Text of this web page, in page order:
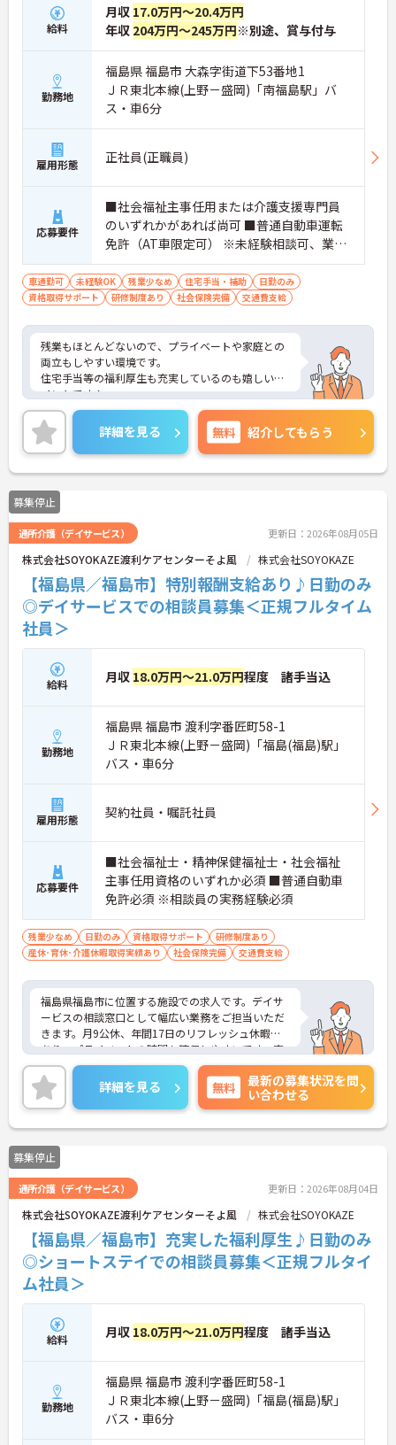
給料
月収 17.0万円～20.4万円
年収 204万円～245万円※別途、賞与付与
勤務地
福島県 福島市 大森字街道下53番地1
ＪＲ東北本線(上野－盛岡)「南福島駅」バ
ス・車6分
雇用形態 正社員(正職員)
応募要件
■社会福祉主事任用または介護支援専門員
のいずれかがあれば尚可 ■普通自動車運転
免許（AT車限定可） ※未経験相談可、業務
経験があれば尚可
車通勤可 未経験OK 残業少なめ 住宅手当・補助
日勤のみ
資格取得サポート
研修制度あり 社会保険完備 交通費支給
残業もほとんどないので、プライベートや家庭との
両立もしやすい環境です。
住宅手当等の福利厚生も充実しているのも嬉しいポ
イントです！
ご興味ある方には、面接対策ポイントなど、さらに
詳細をお話しいたしますのでお気軽にご相談くださ
い！
詳細を見る 無料 紹介してもらう
募集停止
通所介護（デイサービス） 更新日：2026年08月05日
株式会社SOYOKAZE渡利ケアセンターそよ風 株式会社SOYOKAZE
【福島県／福島市】特別報酬支給あり♪日勤のみ
◎デイサービスでの相談員募集＜正規フルタイム
社員＞
給料 月収 18.0万円～21.0万円程度 諸手当込
勤務地
福島県 福島市 渡利字番匠町58-1
ＪＲ東北本線(上野－盛岡)「福島(福島)駅」
バス・車6分
雇用形態 契約社員・嘱託社員
応募要件
■社会福祉士・精神保健福祉士・社会福祉
主事任用資格のいずれか必須 ■普通自動車
免許必須 ※相談員の実務経験必須
残業少なめ 日勤のみ 資格取得サポート
研修制度あり
産休･育休･介護休暇取得実績あり
社会保険完備 交通費支給
福島県福島市に位置する施設での求人です。デイサ
ービスの相談窓口として幅広い業務をご担当いただ
きます。月9公休、年間17日のリフレッシュ休暇も
あり、プライベートの時間も確保しやすいです。充
実した福利厚生等の待遇面の良さも魅力も魅力で
す。ご興味のある方には、面接対策ポイントなど、
さらに詳細をお話ししますのでお気軽にご相談くだ
さい！
詳細を見る 無料
最新の募集状況を問
い合わせる
募集停止
通所介護（デイサービス） 更新日：2026年08月04日
株式会社SOYOKAZE渡利ケアセンターそよ風 株式会社SOYOKAZE
【福島県／福島市】充実した福利厚生♪日勤のみ
◎ショートステイでの相談員募集＜正規フルタイ
ム社員＞
給料 月収 18.0万円～21.0万円程度 諸手当込
勤務地
福島県 福島市 渡利字番匠町58-1
ＪＲ東北本線(上野－盛岡)「福島(福島)駅」
バス・車6分